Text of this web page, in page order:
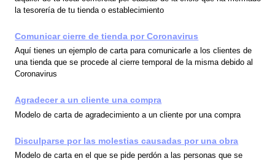
la tesorería de tu tienda o establecimiento
Comunicar cierre de tienda por Coronavirus
Aquí tienes un ejemplo de carta para comunicarle a los clientes de
una tienda que se procede al cierre temporal de la misma debido al
Coronavirus
Agradecer a un cliente una compra
Modelo de carta de agradecimiento a un cliente por una compra
Disculparse por las molestias causadas por una obra
Modelo de carta en el que se pide perdón a las personas que se